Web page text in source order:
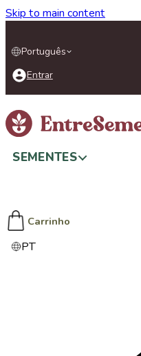
Skip to main content
Português
Entrar
SEMENTES
Carrinho
PT